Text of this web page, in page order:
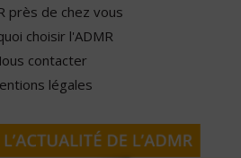
près de chez vous
choisir l'ADMR
contacter
légales